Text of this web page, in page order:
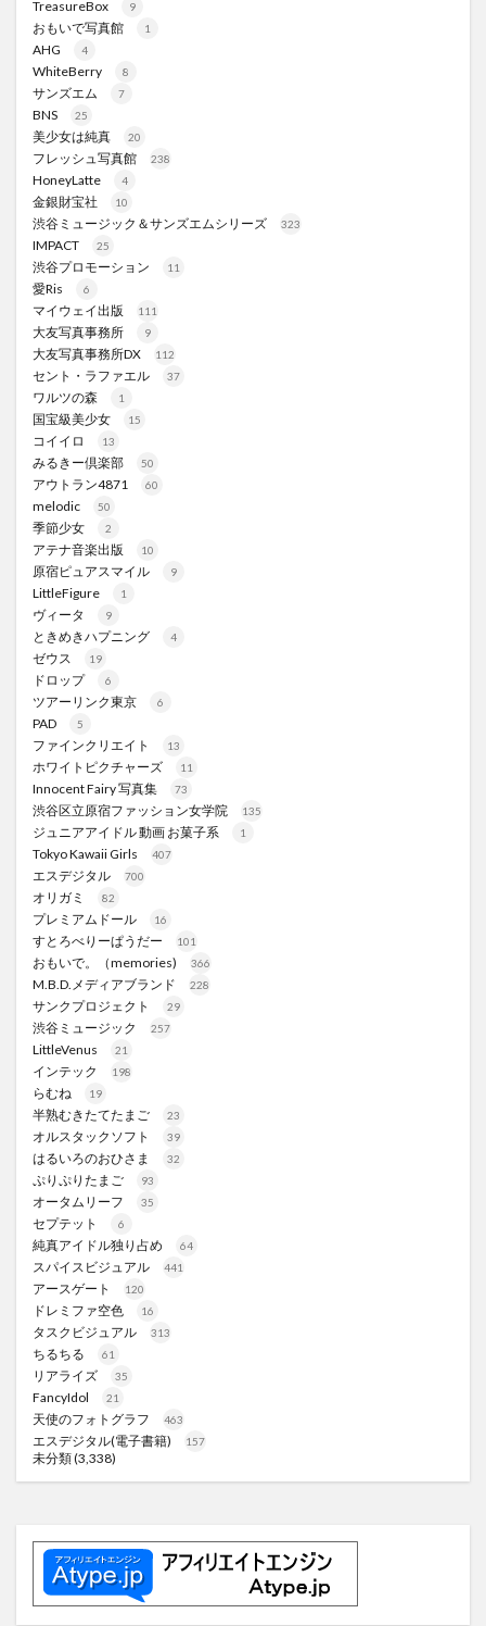
TreasureBox 9
おもいで写真館 1
AHG 4
WhiteBerry 8
サンズエム 7
BNS 25
美少女は純真 20
フレッシュ写真館 238
HoneyLatte 4
金銀財宝社 10
渋谷ミュージック＆サンズエムシリーズ 323
IMPACT 25
渋谷プロモーション 11
愛Ris 6
マイウェイ出版 111
大友写真事務所 9
大友写真事務所DX 112
セント・ラファエル 37
ワルツの森 1
国宝級美少女 15
コイイロ 13
みるきー倶楽部 50
アウトラン4871 60
melodic 50
季節少女 2
アテナ音楽出版 10
原宿ピュアスマイル 9
LittleFigure 1
ヴィータ 9
ときめきハプニング 4
ゼウス 19
ドロップ 6
ツアーリンク東京 6
PAD 5
ファインクリエイト 13
ホワイトピクチャーズ 11
Innocent Fairy 写真集 73
渋谷区立原宿ファッション女学院 135
ジュニアアイドル 動画 お菓子系 1
Tokyo Kawaii Girls 407
エスデジタル 700
オリガミ 82
プレミアムドール 16
すとろべりーぱうだー 101
おもいで。（memories) 366
M.B.D.メディアブランド 228
サンクプロジェクト 29
渋谷ミュージック 257
LittleVenus 21
インテック 198
らむね 19
半熟むきたてたまご 23
オルスタックソフト 39
はるいろのおひさま 32
ぷりぷりたまご 93
オータムリーフ 35
セプテット 6
純真アイドル独り占め 64
スパイスビジュアル 441
アースゲート 120
ドレミファ空色 16
タスクビジュアル 313
ちるちる 61
リアライズ 35
FancyIdol 21
天使のフォトグラフ 463
エスデジタル(電子書籍) 157
未分類(3,338)